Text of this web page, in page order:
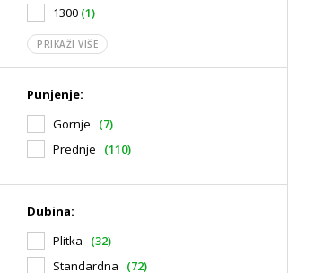
1300 (1)
PRIKAŽI VIŠE
Punjenje:
Gornje
(7)
Prednje
(110)
Dubina:
Plitka
(32)
Standardna
(72)